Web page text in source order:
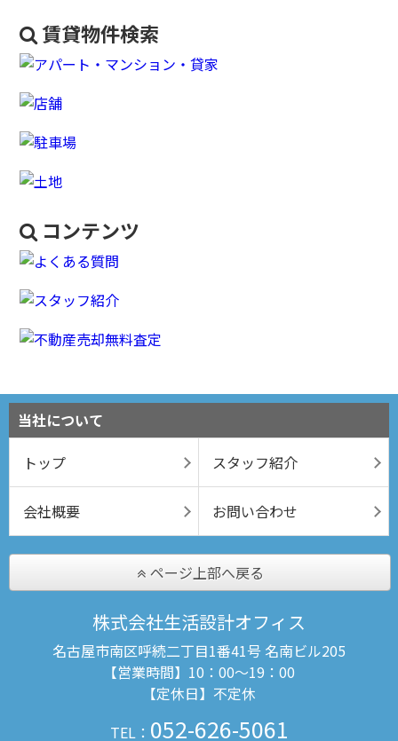
賃貸物件検索
コンテンツ
当社について
トップ
スタッフ紹介
会社概要 お問い合わせ
ページ上部へ戻る
株式会社生活設計オフィス
名古屋市南区呼続二丁目1番41号 名南ビル205
【営業時間】10：00～19：00
【定休日】不定休
TEL： 052-626-5061